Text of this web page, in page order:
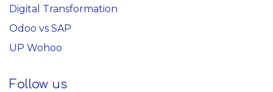
Digital Transformation
Odoo vs SAP
UP Wohoo
Follow us